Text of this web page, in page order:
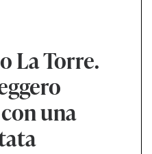
La Torre.
una